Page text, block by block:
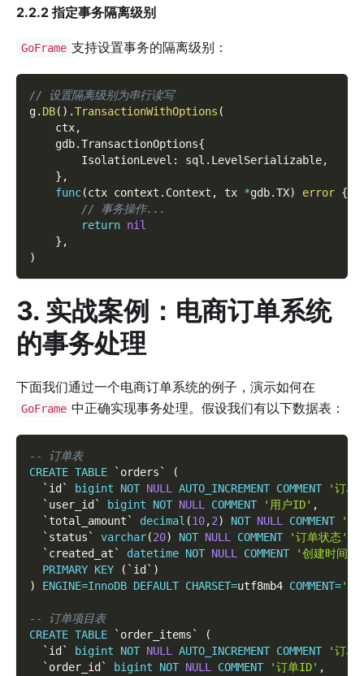
2.2.2 指定事务隔离级别
GoFrame 支持设置事务的隔离级别：
// 设置隔离级别为串行读写
g. DB( ) .TransactionWithOptions (
	ctx
,
	gdb
.TransactionOptions{
        IsolationLevel
: sql . LevelSerializable,
} ,
func(ctx context . Context , tx *gdb.TX) error {
// 事务操作...
return nil
} ,
)
3. 实战案例：电商订单系统
的事务处理
下面我们通过一个电商订单系统的例子，演示如何在
GoFrame 中正确实现事务处理。假设我们有以下数据表：
-- 订单表
CREATE TABLE ` orders `
(
` id ` bigint NOT NULL AUTO_INCREMENT COMMENT
'订单
` user_id ` bigint NOT NULL COMMENT '用户ID' ,
` total_amount ` decimal (10,2) NOT NULL COMMENT
'订
` status ` varchar(20) NOT NULL COMMENT '订单状态'
` created_at ` datetime NOT NULL COMMENT '创建时间'
PRIMARY KEY ( ` id ` )
)
ENGINE=InnoDB DEFAULT CHARSET=utf8mb4 COMMENT='订
-- 订单项目表
CREATE TABLE ` order_items `
(
` id ` bigint NOT NULL AUTO_INCREMENT COMMENT
'订单
` order_id ` bigint NOT NULL COMMENT '订单ID' ,